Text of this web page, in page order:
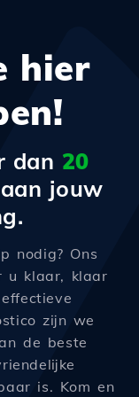
hier
dan 20
jouw
nodig? Ons
u klaar, klaar
zijn we
de beste
is. Kom en